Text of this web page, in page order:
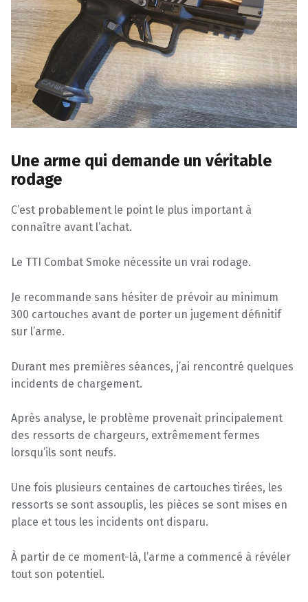
Une arme qui demande un véritable
rodage
C’est probablement le point le plus important à
connaître avant l’achat.
Le TTI Combat Smoke nécessite un vrai rodage.
Je recommande sans hésiter de prévoir au minimum
300 cartouches avant de porter un jugement définitif
sur l’arme.
Durant mes premières séances, j’ai rencontré quelques
incidents de chargement.
Après analyse, le problème provenait principalement
des ressorts de chargeurs, extrêmement fermes
lorsqu’ils sont neufs.
Une fois plusieurs centaines de cartouches tirées, les
ressorts se sont assouplis, les pièces se sont mises en
place et tous les incidents ont disparu.
À partir de ce moment-là, l’arme a commencé à révéler
tout son potentiel.